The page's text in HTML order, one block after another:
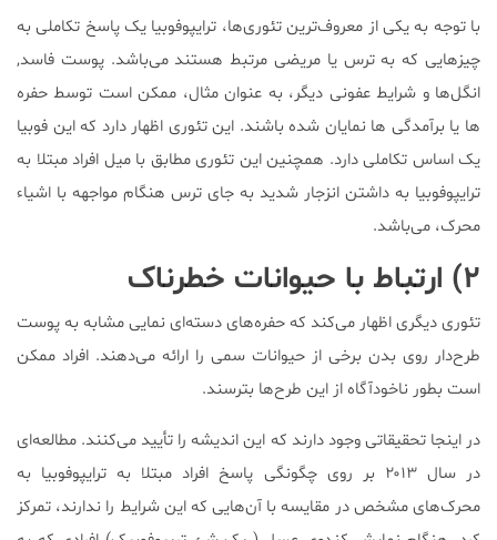
با توجه به یکی از معروف‌ترین تئوری‌ها، ترایپوفوبیا یک پاسخ تکاملی به
چیزهایی که به ترس یا مریضی مرتبط هستند می‌باشد. پوست فاسد,
انگل‌ها و شرایط عفونی دیگر، به عنوان مثال، ممکن است توسط حفره
ها یا برآمدگی ها نمایان شده باشند. این تئوری اظهار دارد که این فوبیا
یک اساس تکاملی دارد‌. همچنین این تئوری مطابق با میل افراد مبتلا به
ترایپوفوبیا به داشتن انزجار شدید به جای ترس هنگام مواجهه با اشیاء
محرک، می‌باشد.
۲) ارتباط با حیوانات خطرناک
تئوری دیگری اظهار می‌کند که حفره‌های دسته‌ای نمایی مشابه به پوست
طرح‌دار روی بدن برخی از حیوانات سمی را ارائه می‌دهند. افراد ممکن
است بطور ناخودآگاه از این طرح‌ها بترسند.
در اینجا تحقیقاتی وجود دارند که این اندیشه را تأیید می‌کنند. مطالعه‌ای
در سال ۲۰۱۳ بر روی چگونگی پاسخ افراد مبتلا به ترایپوفوبیا به
محرک‌های مشخص در مقایسه با آن‌هایی که این شرایط را ندارند، تمرکز